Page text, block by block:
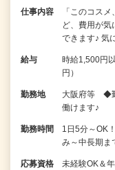
仕事内容
「このコス
ど、費用が
できます♪ 気
給与
時給1,500円
円）
勤務地
大阪府等 ◆
働けます♪
勤務時間
1日5分～OK
み～中長期
応募資格
未経験OK＆